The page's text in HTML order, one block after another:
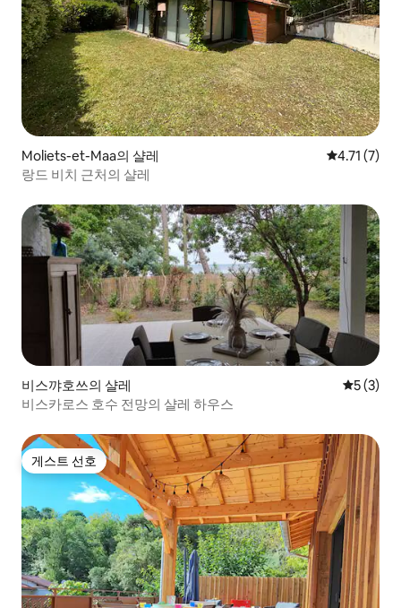
Moliets-et-Maa의 샬레 평점 4.71점
4.71 (7)
랑드 비치 근처의 샬레
비스꺄호쓰의 샬레 평점 5점
5 (3)
비스카로스 호수 전망의 샬레 하우스
게스트 선호
게스트 선호